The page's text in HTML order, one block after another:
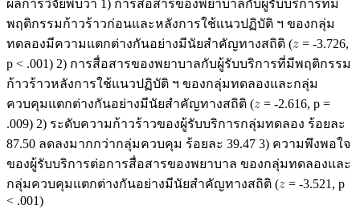
ผลการวิจัยพบว่า 1) การสื่อสารของพยาบาลกับผู้รับบริการที่มี
พฤติกรรมก้าวร้าวก่อนและหลังการใช้แนวปฏิบัติ ฯ ของกลุ่ม
ทดลองมีความแตกต่างกันอย่างมีนัยสำคัญทางสถิติ (
= -3.726,
p < .001) 2) การสื่อสารของพยาบาลกับผู้รับบริการที่มีพฤติกรรม
ก้าวร้าวหลังการใช้แนวปฏิบัติ ฯ ของกลุ่มทดลองและกลุ่ม
ควบคุมแตกต่างกันอย่างมีนัยสำคัญทางสถิติ (
= -2.616, p =
.009) 2) ระดับความก้าวร้าวของผู้รับบริการกลุ่มทดลอง ร้อยละ
87.50 ลดลงมากกว่ากลุ่มควบคุม ร้อยละ 39.47 3) ความพึงพอใจ
ของผู้รับบริการต่อการสื่อสารของพยาบาล ของกลุ่มทดลองและ
กลุ่มควบคุมแตกต่างกันอย่างมีนัยสำคัญทางสถิติ (
= -3.521, p
< .001)